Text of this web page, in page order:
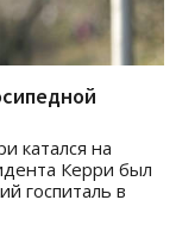
катался на
Керри был
госпиталь в